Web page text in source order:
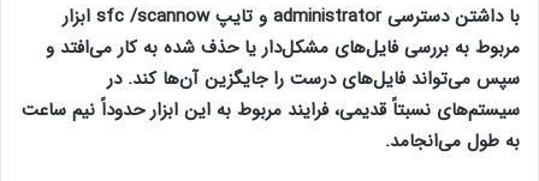
با داشتن دسترسی administrator و تایپ sfc /scannow ابزار
مربوط به بررسی فایل‌های مشکل‌دار یا حذف شده به کار می‌افتد و
سپس می‌تواند فایل‌های درست را جایگزین آن‌ها کند. در
سیستم‌های نسبتاً قدیمی، فرایند مربوط به این ابزار حدوداً نیم ساعت
به طول می‌انجامد.